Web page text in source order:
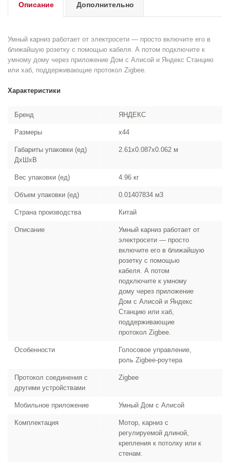
Описание Дополнительно
Умный карниз работает от электросети — просто включите его в
ближайшую розетку с помощью кабеля. А потом подключите к
умному дому через приложение Дом с Алисой и Яндекс Станцию
или хаб, поддерживающие протокол Zigbee.
Характеристики
Бренд ЯНДЕКС
Размеры x44
Габариты упаковки (ед)
ДхШхВ
2.61x0.087x0.062 м
Вес упаковки (ед) 4.96 кг
Объем упаковки (ед) 0.01407834 м3
Страна производства Китай
Описание
Умный карниз работает от
электросети — просто
включите его в ближайшую
розетку с помощью
кабеля. А потом
подключите к умному
дому через приложение
Дом с Алисой и Яндекс
Станцию или хаб,
поддерживающие
протокол Zigbee.
Особенности
Голосовое управление,
роль Zigbee-роутера
Протокол соединения с
другими устройствами
Zigbee
Мобильное приложение Умный Дом с Алисой
Комплектация
Мотор, карниз с
регулируемой длиной,
крепления к потолку или к
стенам.